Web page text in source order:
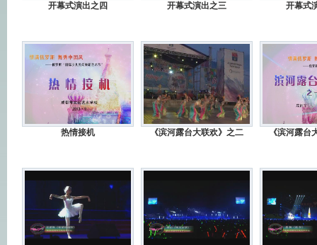
开幕式演出之四 开幕式演出之三 开幕式
热情接机 《滨河露台大联欢》之二 《滨河露台